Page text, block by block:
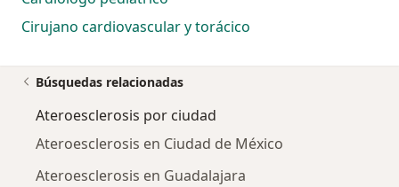
Cirujano cardiovascular y torácico
Búsquedas relacionadas
Ateroesclerosis por ciudad
Ateroesclerosis en Ciudad de México
Ateroesclerosis en Guadalajara